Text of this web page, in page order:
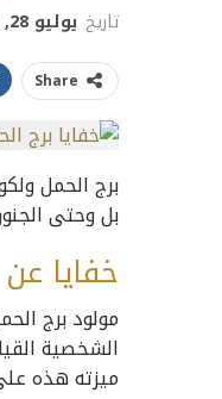
تاريخ يوليو 28, 2019
Share
برج الحمل
بل وحتى
خفايا
مولود برج
الشخصية
ميزته هذه